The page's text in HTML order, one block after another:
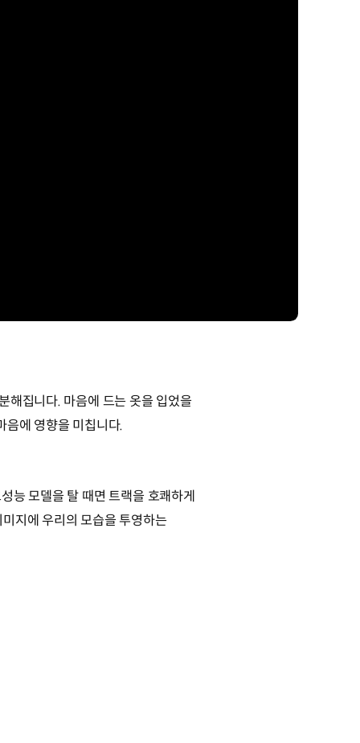
해집니다. 마음에 드는 옷을 입었을
음에 영향을 미칩니다.
능 모델을 탈 때면 트랙을 호쾌하게
지에 우리의 모습을 투영하는